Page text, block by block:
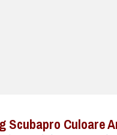
Scubapro Culoare